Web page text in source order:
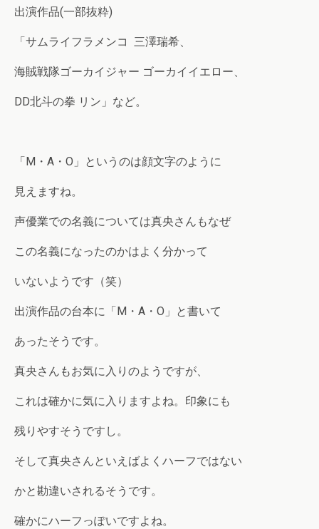
出演作品(一部抜粋)
「サムライフラメンコ 三澤瑞希、
海賊戦隊ゴーカイジャー ゴーカイイエロー、
DD北斗の拳 リン」など。
「M・A・O」というのは顔文字のように
見えますね。
声優業での名義については真央さんもなぜ
この名義になったのかはよく分かって
いないようです（笑）
出演作品の台本に「M・A・O」と書いて
あったそうです。
真央さんもお気に入りのようですが、
これは確かに気に入りますよね。印象にも
残りやすそうですし。
そして真央さんといえばよくハーフではない
かと勘違いされるそうです。
確かにハーフっぽいですよね。